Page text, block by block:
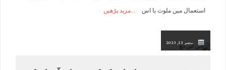
استعمال میں ملوث یا اس مزید پڑھیں
ستمبر 13, 2023